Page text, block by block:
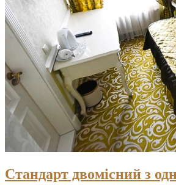
Стандарт двомісний з